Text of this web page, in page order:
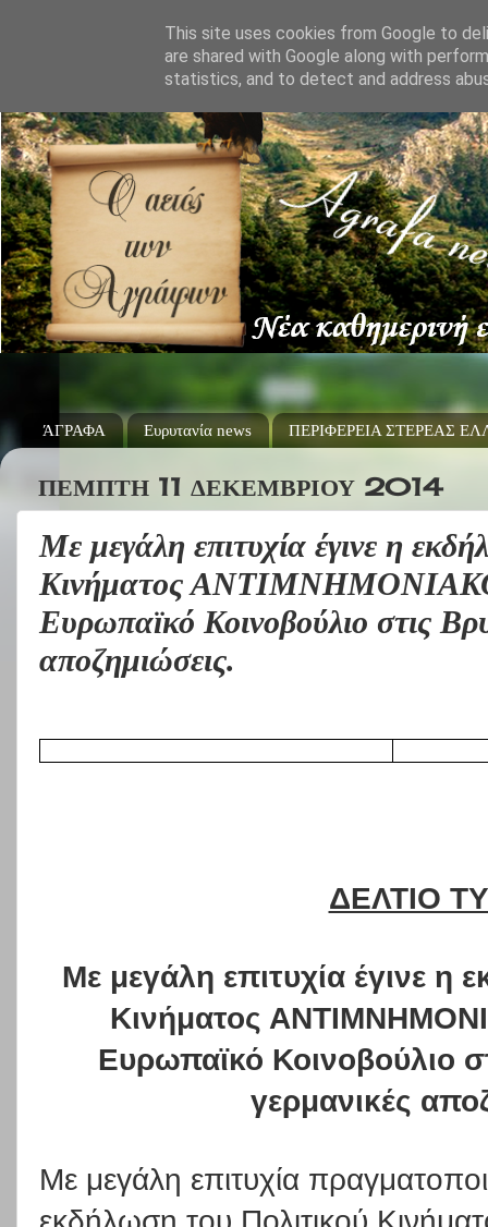
ΆΓΡΑΦΑ Ευρυτανία news ΠΕΡΙΦΕΡΕΙΑ ΣΤΕΡΕΑΣ
ΠΈΜΠΤΗ 11 ΔΕΚΕΜΒΡΊΟΥ 2014
Με μεγάλη επιτυχία έγινε η
Κινήματος
Ευρωπαϊκό Κοινοβούλιο στις
αποζημιώσεις.
ΔΕΛΤΙΟ
Με μεγάλη επιτυχία έγινε η
Κινήματος
Ευρωπαϊκό Κοινοβούλιο
γερμανικές
Με μεγάλη επιτυχία
This site uses cookies from Google to
are shared with Google along with
statistics, and to detect and address